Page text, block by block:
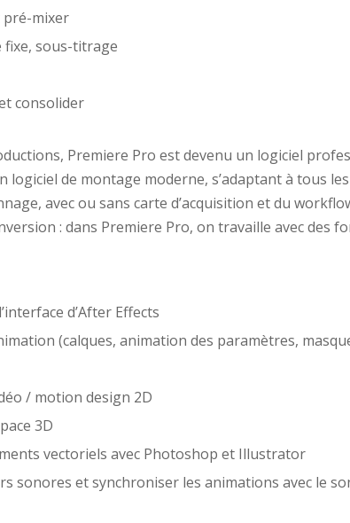
pré-mixer
sous-titrage
consolider
Premiere Pro est devenu un logiciel
logiciel de montage moderne, s’adaptant à tous
avec ou sans carte d’acquisition et du
: dans Premiere Pro, on travaille avec des
d’After Effects
(calques, animation des paramètres,
/ motion design 2D
3D
vectoriels avec Photoshop et Illustrator
sonores et synchroniser les animations avec le